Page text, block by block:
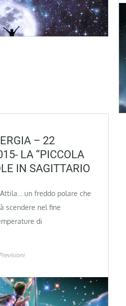
– 22
LA “PICCOLA
IN SAGITTARIO
un freddo polare che
scendere nel fine
di